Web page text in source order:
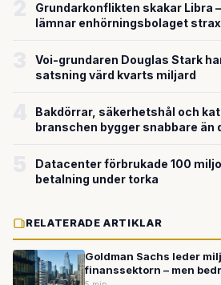
Grundarkonflikten skakar Libra
lämnar enhörningsbolaget
Voi-grundaren Douglas Stark
satsning värd kvarts miljard
Bakdörrar, säkerhetshål och
branschen bygger snabbare än
Datacenter förbrukade 100
betalning under torka
RELATERADE ARTIKLAR
Goldman Sachs leder
finanssektorn – men